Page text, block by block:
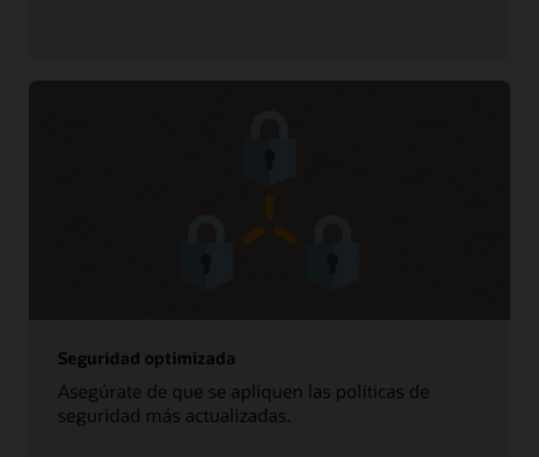
Seguridad optimizada
Asegúrate de que se apliquen las políticas de
seguridad más actualizadas.